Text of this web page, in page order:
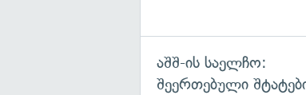
აშშ-ის საელჩო:
შეერთებული